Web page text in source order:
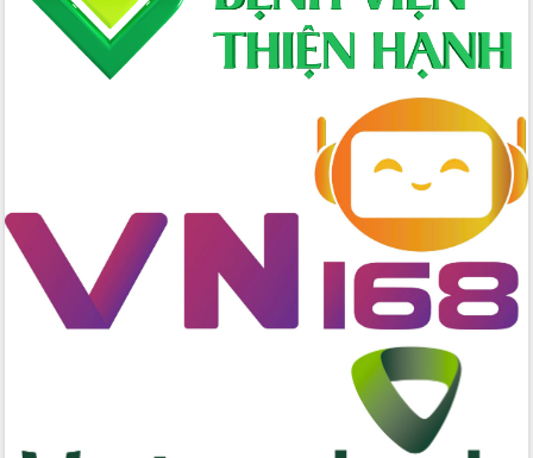
Phó Bí thư Tỉnh ủy Đắk Lắk Đỗ Hữu
Huy giữ chức Bí thư Đảng ủy Ủy Ban
Nhân dân tỉnh
chức diễn tập trước ngày bầu cử
Chương trình “Gặp gỡ hữu nghị –
Friendship Meeting New Year 2026”
Bầu cử Quốc hội và HĐND: Cử tri Đắk
Lắk gửi gắm niềm tin, kỳ vọng vào lá
2026-2031